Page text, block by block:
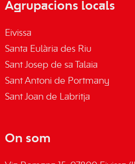
Agrupacions locals
Eivissa
Santa Eulària des Riu
Sant Josep de sa Talaia
Sant Antoni de Portmany
Sant Joan de Labritja
On som